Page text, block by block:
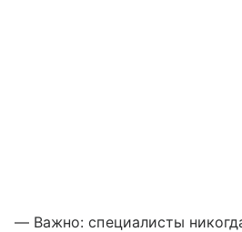
— Важно: специалисты